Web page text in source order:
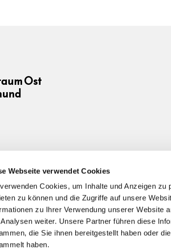
Webseite verwendet Cookies
Cookies, um Inhalte und Anzeigen
zu können und die Zugriffe auf unsere
zu Ihrer Verwendung unserer Website
Analysen weiter. Unsere Partner führen diese
die Sie ihnen bereitgestellt haben oder
haben.
Ost